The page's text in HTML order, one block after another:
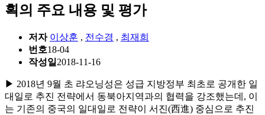
획의 주요 내용 및 평가
저자 이상훈 , 전수경 , 최재희
번호18-04
작성일 2018-11-16
▶ 2018년 9월 초 랴오닝성은 성급 지방정부 최초로 공개한 일
대일로 추진 전략에서 동북아지역과의 협력을 강조했는데, 이
는 기존의 중국의 일대일로 전략이 서진(西進) 중심으로 추진